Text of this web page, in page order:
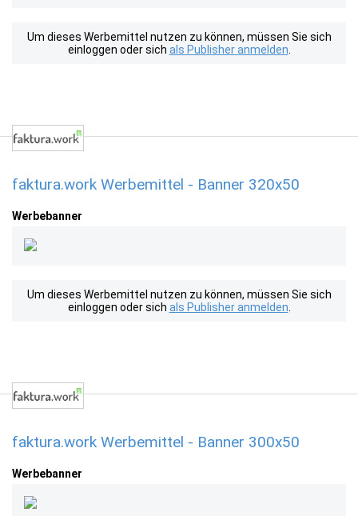
Um dieses Werbemittel nutzen zu können, müssen Sie sich
einloggen oder sich als Publisher anmelden
faktura.work Werbemittel - Banner 320x50
Werbebanner
Um dieses Werbemittel nutzen zu können, müssen Sie sich
einloggen oder sich als Publisher anmelden
faktura.work Werbemittel - Banner 300x50
Werbebanner